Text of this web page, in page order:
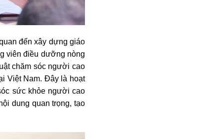
đến xây dựng giáo
viên điều dưỡng nòng
chăm sóc người cao
Việt Nam. Đây là hoạt
sức khỏe người cao
dung quan trọng, tạo